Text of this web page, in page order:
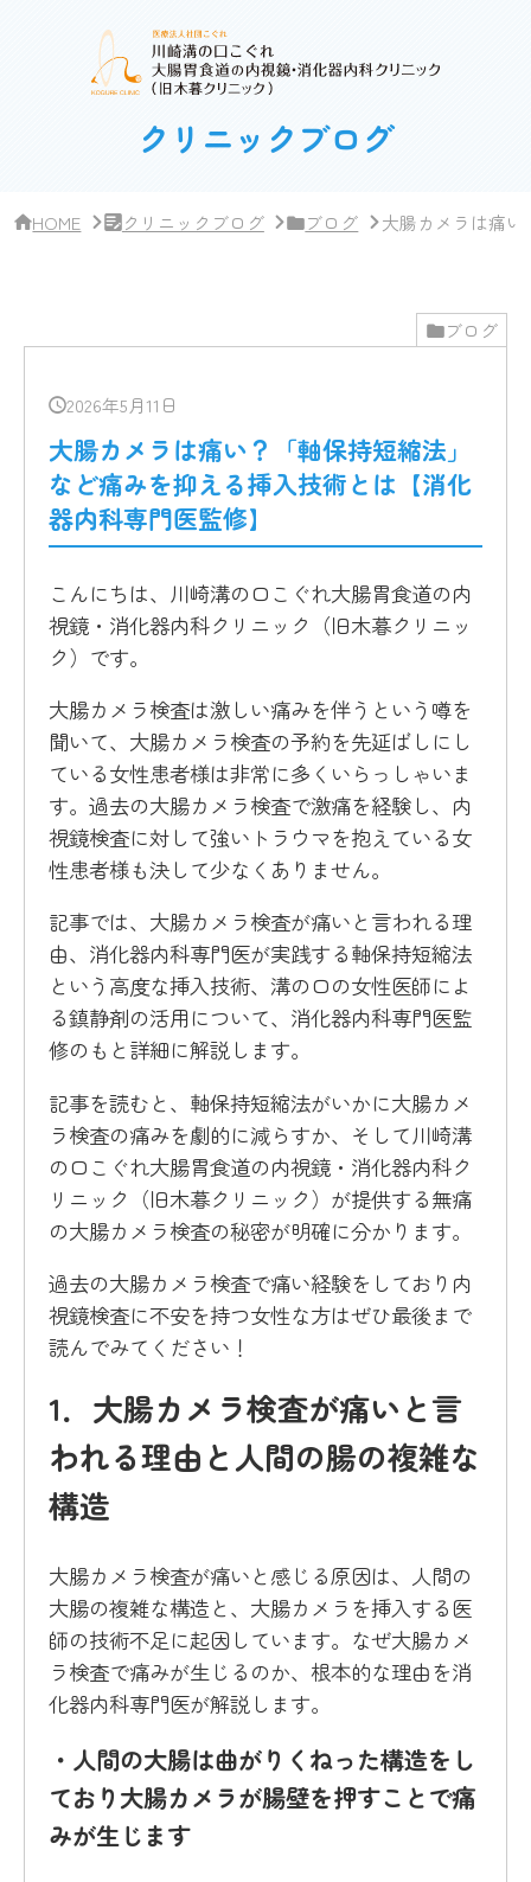
クリニックブログ
HOME クリニックブログ ブログ 大腸カメラは痛
ブログ
2026年5月11日
大腸カメラは痛い？「軸保持短縮法」
など痛みを抑える挿入技術とは【消化
器内科専門医監修】
こんにちは、川崎溝の口こぐれ大腸胃食道の内
視鏡・消化器内科クリニック（旧木暮クリニッ
ク）です。
大腸カメラ検査は激しい痛みを伴うという噂を
聞いて、大腸カメラ検査の予約を先延ばしにし
ている女性患者様は非常に多くいらっしゃいま
す。過去の大腸カメラ検査で激痛を経験し、内
視鏡検査に対して強いトラウマを抱えている女
性患者様も決して少なくありません。
記事では、大腸カメラ検査が痛いと言われる理
由、消化器内科専門医が実践する軸保持短縮法
という高度な挿入技術、溝の口の女性医師によ
る鎮静剤の活用について、消化器内科専門医監
修のもと詳細に解説します。
記事を読むと、軸保持短縮法がいかに大腸カメ
ラ検査の痛みを劇的に減らすか、そして川崎溝
の口こぐれ大腸胃食道の内視鏡・消化器内科ク
リニック（旧木暮クリニック）が提供する無痛
の大腸カメラ検査の秘密が明確に分かります。
過去の大腸カメラ検査で痛い経験をしており内
視鏡検査に不安を持つ女性な方はぜひ最後まで
読んでみてください！
1．大腸カメラ検査が痛いと言
われる理由と人間の腸の複雑な
構造
大腸カメラ検査が痛いと感じる原因は、人間の
大腸の複雑な構造と、大腸カメラを挿入する医
師の技術不足に起因しています。なぜ大腸カメ
ラ検査で痛みが生じるのか、根本的な理由を消
化器内科専門医が解説します。
・人間の大腸は曲がりくねった構造をし
ており大腸カメラが腸壁を押すことで痛
みが生じます